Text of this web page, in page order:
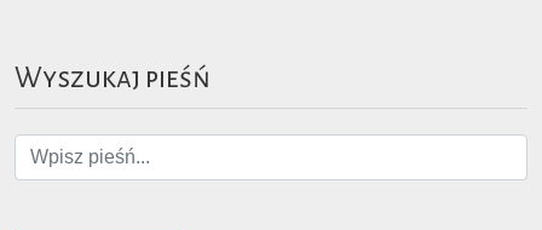
Wyszukaj pieśń